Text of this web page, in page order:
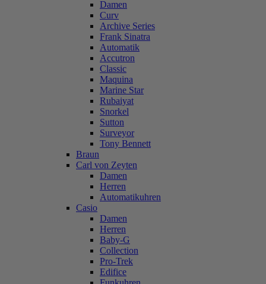
Damen
Curv
Archive Series
Frank Sinatra
Automatik
Accutron
Classic
Maquina
Marine Star
Rubaiyat
Snorkel
Sutton
Surveyor
Tony Bennett
Braun
Carl von Zeyten
Damen
Herren
Automatikuhren
Casio
Damen
Herren
Baby-G
Collection
Pro-Trek
Edifice